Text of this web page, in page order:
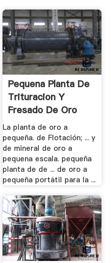
Pequena Planta De
Trituracion Y
Fresado De Oro
La planta de oro a
pequeña. de Flotación; ... y
de mineral de oro a
pequena escala. pequeña
planta de de ... de oro a
pequeña portátil para la ...